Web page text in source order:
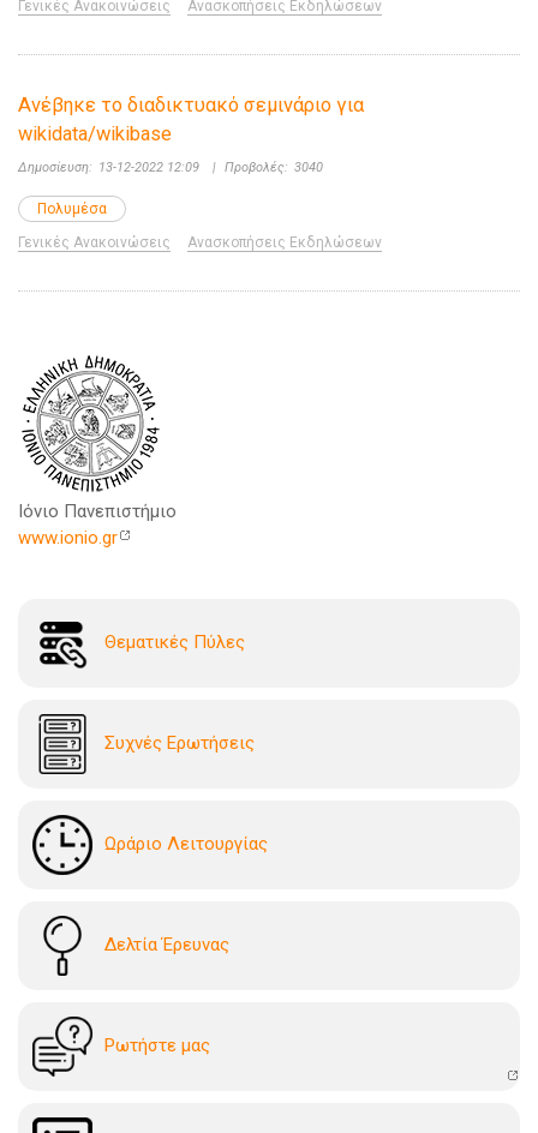
Γενικές Ανακοινώσεις Ανασκοπήσεις Εκδηλώσεων
Ανέβηκε το διαδικτυακό σεμινάριο για
wikidata/wikibase
Δημοσίευση: 13-12-2022 12:09 | Προβολές: 3040
Πολυμέσα
Γενικές Ανακοινώσεις
Ανασκοπήσεις Εκδηλώσεων
Ιόνιο Πανεπιστήμιο
www.ionio.gr
Θεματικές Πύλες
Συχνές Ερωτήσεις
Ωράριο Λειτουργίας
Δελτία Έρευνας
Ρωτήστε μας